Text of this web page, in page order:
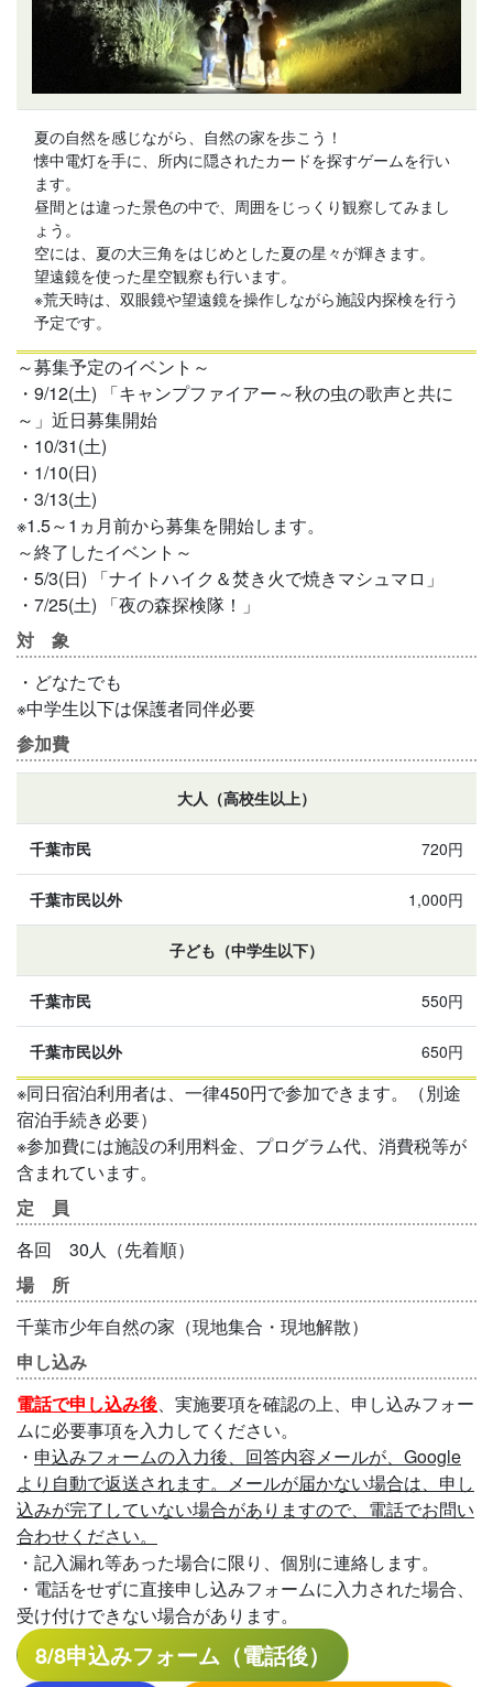
夏の自然を感じながら、自然の家を歩こう！
懐中電灯を手に、所内に隠されたカードを探すゲームを行い
ます。
昼間とは違った景色の中で、周囲をじっくり観察してみまし
ょう。
空には、夏の大三角をはじめとした夏の星々が輝きます。
望遠鏡を使った星空観察も行います。
※荒天時は、双眼鏡や望遠鏡を操作しながら施設内探検を行う
予定です。
～募集予定のイベント～
・9/12(土) 「キャンプファイアー～秋の虫の歌声と共に
～」近日募集開始
・10/31(土)
・1/10(日)
・3/13(土)
※1.5～1ヵ月前から募集を開始します。
～終了したイベント～
・5/3(日) 「ナイトハイク＆焚き火で焼きマシュマロ」
・7/25(土) 「夜の森探検隊！」
対 象
・どなたでも
※中学生以下は保護者同伴必要
参加費
大人（高校生以上）
720円
1,000円
子ども（中学生以下）
550円
650円
※同日宿泊利用者は、一律450円で参加できます。（別途
宿泊手続き必要）
※参加費には施設の利用料金、プログラム代、消費税等が
含まれています。
定 員
各回 30人（先着順）
場 所
千葉市少年自然の家（現地集合・現地解散）
申し込み
電話で申し込み後、実施要項を確認の上、申し込みフォー
ムに必要事項を入力してください。
・ 申込みフォームの入力後、回答内容メールが、Google
より自動で返送されます。メールが届かない場合は、申し
込みが完了していない場合がありますので、電話でお問い
合わせください。
・記入漏れ等あった場合に限り、個別に連絡します。
・電話をせずに直接申し込みフォームに入力された場合、
受け付けできない場合があります。
8/8申込みフォーム（電話後）